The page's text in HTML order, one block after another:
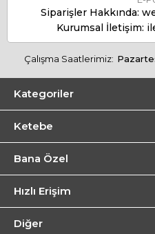
Siparişler Hakkında:
Kurumsal İletişim:
Çalışma Saatlerimiz:
Kategoriler
Ketebe
Bana Özel
Hızlı Erişim
Diğer